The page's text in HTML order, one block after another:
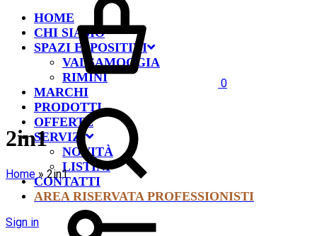
HOME
CHI SIAMO
SPAZI ESPOSITIVI
VALSAMOGGIA
RIMINI
MARCHI
PRODOTTI
OFFERTE
SERVIZI
NOVITÀ
LISTINI
CONTATTI
AREA RISERVATA PROFESSIONISTI
Sign in
0
2in1
Home»2in1